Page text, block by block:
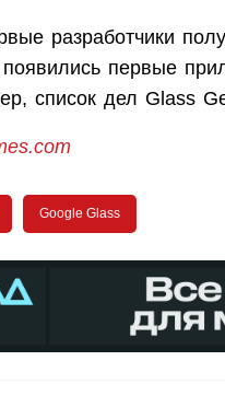
разработчики
первые
список дел Glass
Google Glass